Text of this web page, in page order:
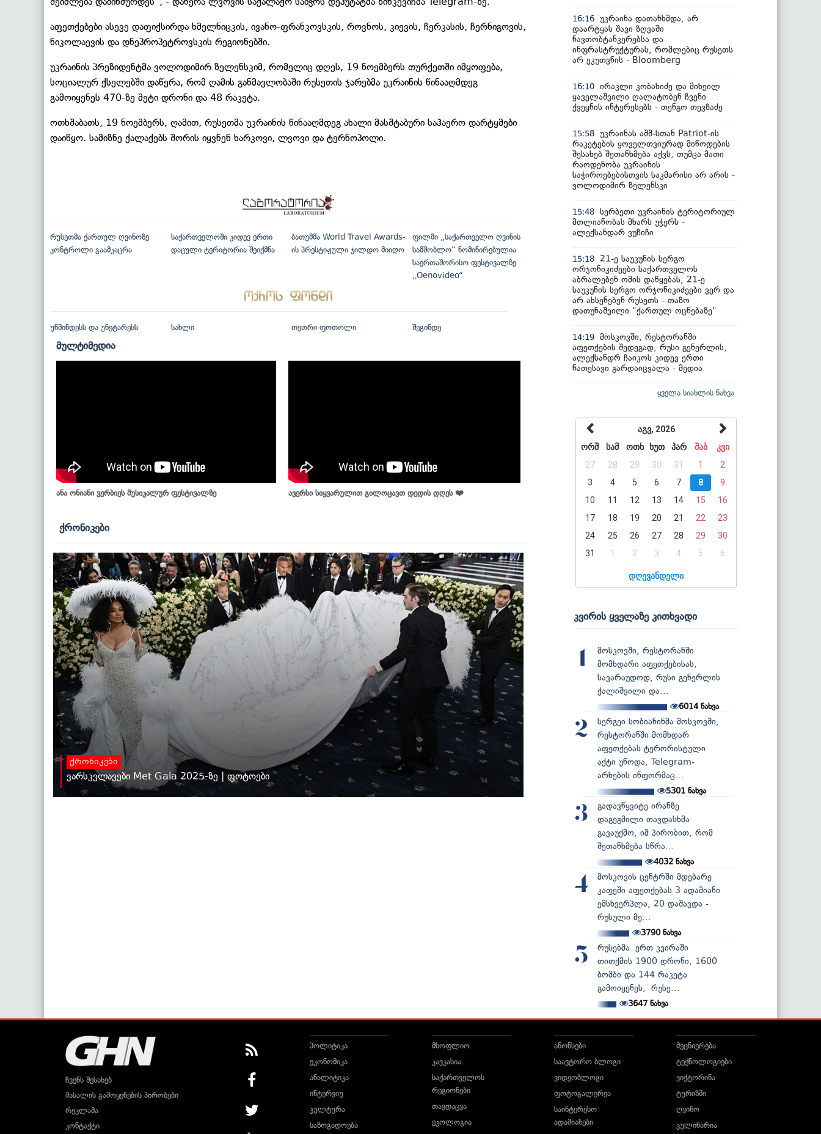
აფეთქებები ასევე დაფიქსირდა ხმელნიცკის, ივანო-ფრანკოვსკის, როვნოს, კიევის, ჩერკასის, ჩერნიგოვის,
ნიკოლაევის და დნეპროპეტროვსკის რეგიონებში.
უკრაინის პრეზიდენტმა ვოლოდიმირ ზელენსკიმ, რომელიც დღეს, 19 ნოემბერს თურქეთში იმყოფება,
სოციალურ ქსელებში დაწერა, რომ ღამის განმავლობაში რუსეთის ჯარებმა უკრაინის წინააღმდეგ
გამოიყენეს 470-ზე მეტი დრონი და 48 რაკეტა.
ოთხშაბათს, 19 ნოემბერს, ღამით, რუსეთმა უკრაინის წინააღმდეგ ახალი მასშტაბური საჰაერო დარტყმები
დაიწყო. სამიზნე ქალაქებს შორის იყვნენ ხარკოვი, ლვოვი და ტერნოპოლი.
რუსეთმა ქართულ ღვინოზე
კონტროლი გაამკაცრა
საქართველოში კიდევ ერთი
დაცული ტერიტორია შეიქმნა
ბათუმმა World Travel Awards-
ის პრესტიჟული ჯილდო მიიღო
ფილმი „საქართველო ღვინის
სამშობლო“ ნომინირებულია
საერთაშორისო ფესტივალზე
„Oenovideo“
უწმინდესს და უნეტარესს სახლი თეთრი ფოთოლი შეგინდე
მულტიმედია
ანა ონიანი ვერბიეს მუსიკალურ ფესტივალზე ავერსი სიყვარულით გილოცავთ დედის დღეს ❤️
ქრონიკები
ქრონიკები
ვარსკვლავები Met Gala 2025-ზე | ფოტოები
16:16 უკრაინა დათანხმდა, არ
დაარტყას შავი ზღვაში
ნავთობტანკერებსა და
ინფრასტრუქტურას, რომლებიც რუსეთს
არ ეკუთვნის - Bloomberg
16:10 ირაკლი კობახიძე და მიხეილ
ყაველაშვილი ღალატობენ ჩვენი
ქვეყნის ინტერესებს - თენგო თევზაძე
15:58 უკრაინას აშშ-სთან Patriot-ის
რაკეტების ყოველთვიურად მიწოდების
შესახებ შეთანხმება აქვს, თუმცა მათი
რაოდენობა უკრაინის
საჭიროებებისთვის საკმარისი არ არის -
ვოლოდიმირ ზელენსკი
15:48 სერბეთი უკრაინის ტერიტორიულ
მთლიანობას მხარს უჭერს -
ალექსანდარ ვუჩიჩი
15:18
21-ე საუკუნის სერგო
ორჯონიკიძეები საქართველოს
აბრალებენ ომის დაწყებას, 21-ე
საუკუნის სერგო ორჯონიკიძეები ვერ და
არ ახსენებენ რუსეთს - თაზო
დათუნაშვილი "ქართულ ოცნებაზე"
14:19 მოსკოვში, რესტორანში
აფეთქების შედეგად, რუსი გენერლის,
ალექსანდრ ჩაიკოს კიდევ ერთი
ნათესავი გარდაიცვალა - მედია
ყველა სიახლის ნახვა
აგვ, 2026
ორშ
სამ ოთხ ხუთ პარ შაბ
კვი
27
28 29 30 31 1
2
3
4 5 6 7 8
9
10
11 12 13 14 15
16
17
18 19 20 21 22
23
24
25 26 27 28 29
30
31
1 2 3 4 5 6
დღევანდელი
კვირის ყველაზე კითხვადი
1
მოსკოვში, რესტორანში
მომხდარი აფეთქებისას,
სავარაუდოდ, რუსი გენერლის
ქალიშვილი და...
6014ნახვა
2
სერგეი სობიანინმა მოსკოვში,
რესტორანში მომხდარ
აფეთქებას ტერორისტული
აქტი უწოდა, Telegram-
არხების ინფორმაც...
5301 ნახვა
3
გადავწყვიტე ირანზე
დაგეგმილი თავდასხმა
გავაუქმო, იმ პირობით, რომ
შეთანხმება სწრა...
4032ნახვა
4
მოსკოვის ცენტრში მდებარე
კაფეში აფეთქებას 3 ადამიანი
ემსხვერპლა, 20 დაშავდა -
რუსული მე...
3790ნახვა
5
რუსებმა ერთ კვირაში
თითქმის 1900 დრონი, 1600
ბომბი და 144 რაკეტა
გამოიყენეს, რუსე...
3647 ნახვა
ჩვენს შესახებ
მასალის გამოყენების პირობები
რეკლამა
კონტაქტი
პოლიტიკა
ეკონომიკა
ანალიტიკა
ინტერვიუ
კულტურა
საზოგადოება
მსოფლიო
კავკასია
საქართველოს
რეგიონები
თავდაცვა
ეკოლოგია
ანონსები
საავტორო ბლოგი
ვიდეობლოგი
ფოტოგალერეა
საინტერესო
ადამიანები
მეცნიერება
ტექნოლოგიები
ვიქტორინა
ტურიზმი
ღვინო
კულინარია